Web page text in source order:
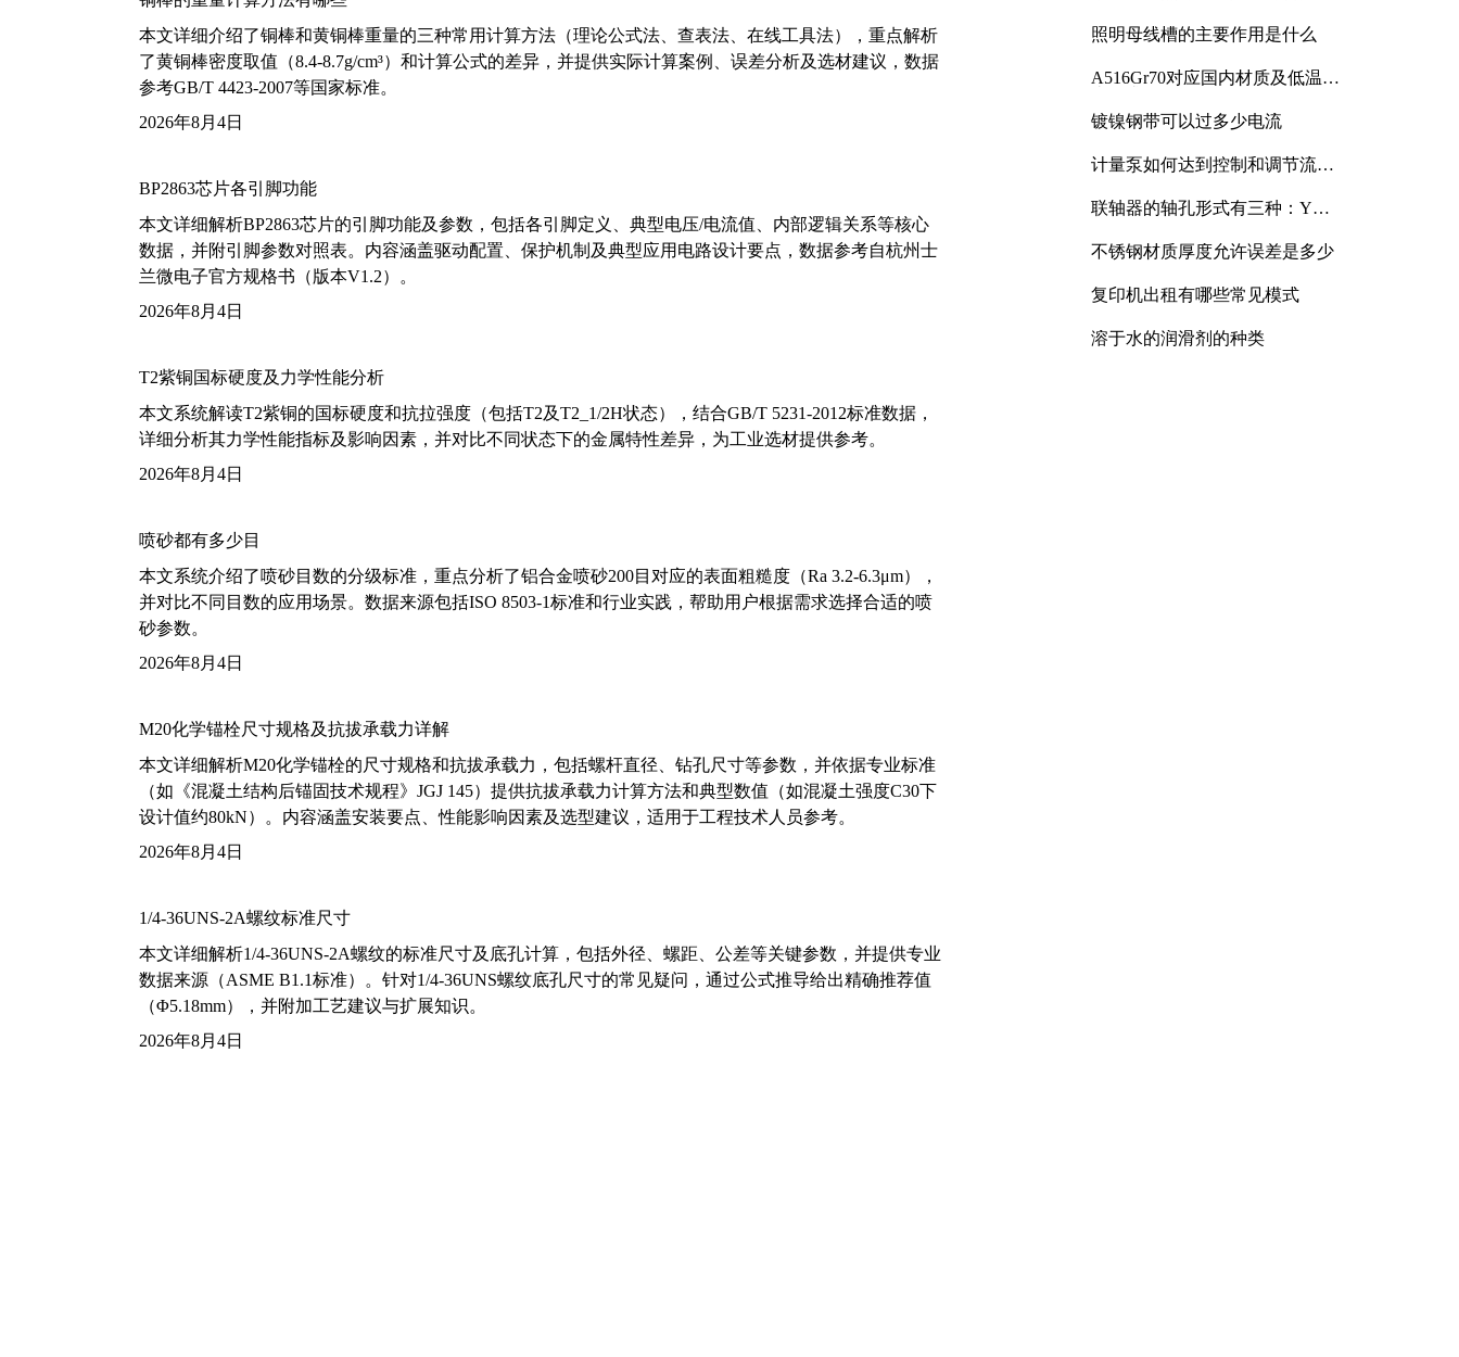
本文详细介绍了铜棒和黄铜棒重量的三种常用计算方法（理论公式法、查表法、在线工具法），重点解析
了黄铜棒密度取值（8.4-8.7g/cm³）和计算公式的差异，并提供实际计算案例、误差分析及选材建议，数据
参考GB/T 4423-2007等国家标准。
2026年8月4日
BP2863芯片各引脚功能
本文详细解析BP2863芯片的引脚功能及参数，包括各引脚定义、典型电压/电流值、内部逻辑关系等核心
数据，并附引脚参数对照表。内容涵盖驱动配置、保护机制及典型应用电路设计要点，数据参考自杭州士
兰微电子官方规格书（版本V1.2）。
2026年8月4日
T2紫铜国标硬度及力学性能分析
本文系统解读T2紫铜的国标硬度和抗拉强度（包括T2及T2_1/2H状态），结合GB/T 5231-2012标准数据，
详细分析其力学性能指标及影响因素，并对比不同状态下的金属特性差异，为工业选材提供参考。
2026年8月4日
喷砂都有多少目
本文系统介绍了喷砂目数的分级标准，重点分析了铝合金喷砂200目对应的表面粗糙度（Ra 3.2-6.3μm），
并对比不同目数的应用场景。数据来源包括ISO 8503-1标准和行业实践，帮助用户根据需求选择合适的喷
砂参数。
2026年8月4日
M20化学锚栓尺寸规格及抗拔承载力详解
本文详细解析M20化学锚栓的尺寸规格和抗拔承载力，包括螺杆直径、钻孔尺寸等参数，并依据专业标准
（如《混凝土结构后锚固技术规程》JGJ 145）提供抗拔承载力计算方法和典型数值（如混凝土强度C30下
设计值约80kN）。内容涵盖安装要点、性能影响因素及选型建议，适用于工程技术人员参考。
2026年8月4日
1/4-36UNS-2A螺纹标准尺寸
本文详细解析1/4-36UNS-2A螺纹的标准尺寸及底孔计算，包括外径、螺距、公差等关键参数，并提供专业
数据来源（ASME B1.1标准）。针对1/4-36UNS螺纹底孔尺寸的常见疑问，通过公式推导给出精确推荐值
（Φ5.18mm），并附加工艺建议与扩展知识。
2026年8月4日
照明母线槽的主要作用是什么
A516Gr70对应国内材质及低温冲
镀镍钢带可以过多少电流
计量泵如何达到控制和调节流量
联轴器的轴孔形式有三种：Y
不锈钢材质厚度允许误差是多少
复印机出租有哪些常见模式
溶于水的润滑剂的种类